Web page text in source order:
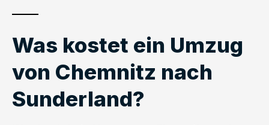
Was kostet ein Umzug
von Chemnitz nach
Sunderland?